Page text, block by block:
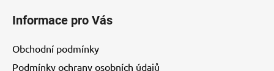
Informace pro Vás
Obchodní podmínky
Podmínky ochrany osobních údajů